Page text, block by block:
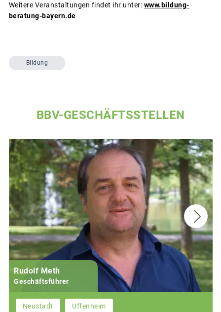
Weitere Veranstaltungen findet ihr unter: www.bildung-
beratung-bayern.de
Bildung
BBV-GESCHÄFTSSTELLEN
Rudolf Meth
Geschäftsführer
Neustadt Uffenheim